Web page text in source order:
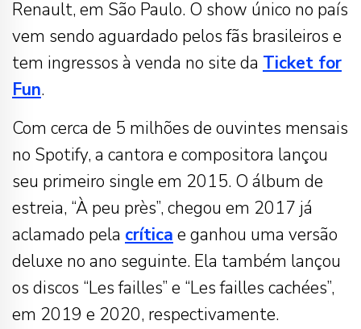
Renault, em São Paulo. O show único no país
vem sendo aguardado pelos fãs brasileiros e
tem ingressos à venda no site da Ticket for
Fun.
Com cerca de 5 milhões de ouvintes mensais
no Spotify, a cantora e compositora lançou
seu primeiro single em 2015. O álbum de
estreia, “À peu près”, chegou em 2017 já
aclamado pela crítica e ganhou uma versão
deluxe no ano seguinte. Ela também lançou
os discos “Les failles” e “Les failles cachées”,
em 2019 e 2020, respectivamente.